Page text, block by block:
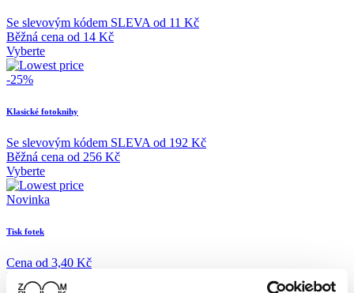
Se slevovým kódem SLEVA od 11 Kč
Běžná cena od 14 Kč
Vyberte
-25%
Klasické fotoknihy
Se slevovým kódem SLEVA od 192 Kč
Běžná cena od 256 Kč
Vyberte
Novinka
Tisk fotek
Cena od 3,40 Kč
Vyberte